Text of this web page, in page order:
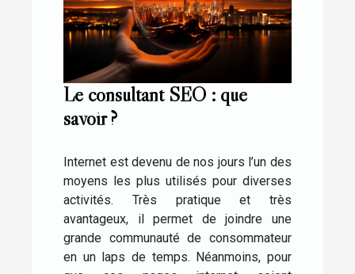
Le consultant SEO : que
savoir ?
Internet est devenu de nos jours l’un des
moyens les plus utilisés pour diverses
activités. Très pratique et très
avantageux, il permet de joindre une
grande communauté de consommateur
en un laps de temps. Néanmoins, pour